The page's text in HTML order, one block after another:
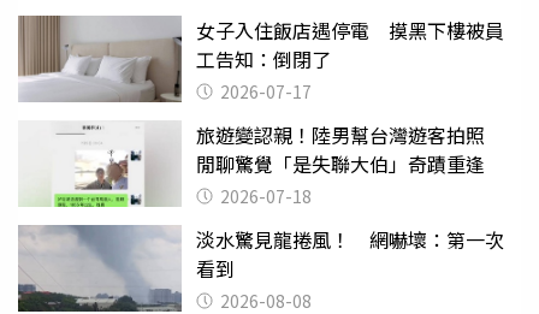
女子入住飯店遇停電 摸黑下樓被員
工告知：倒閉了
2026-07-17
旅遊變認親！陸男幫台灣遊客拍照
閒聊驚覺「是失聯大伯」奇蹟重逢
2026-07-18
淡水驚見龍捲風！ 網嚇壞：第一次
看到
2026-08-08